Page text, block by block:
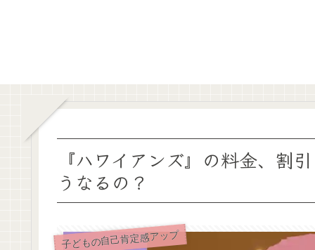
『ハワイアンズ』の料金、割
うなるの？
子どもの自己肯定感アップ